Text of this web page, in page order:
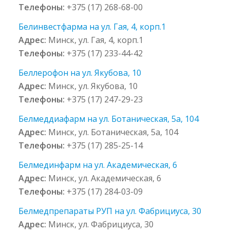
Телефоны: +375 (17) 268-68-00
Белинвестфарма на ул. Гая, 4, корп.1
Адрес: Минск, ул. Гая, 4, корп.1
Телефоны: +375 (17) 233-44-42
Беллерофон на ул. Якубова, 10
Адрес: Минск, ул. Якубова, 10
Телефоны: +375 (17) 247-29-23
Белмеддиафарм на ул. Ботаническая, 5а, 104
Адрес: Минск, ул. Ботаническая, 5а, 104
Телефоны: +375 (17) 285-25-14
Белмединфарм на ул. Академическая, 6
Адрес: Минск, ул. Академическая, 6
Телефоны: +375 (17) 284-03-09
Белмедпрепараты РУП на ул. Фабрициуса, 30
Адрес: Минск, ул. Фабрициуса, 30